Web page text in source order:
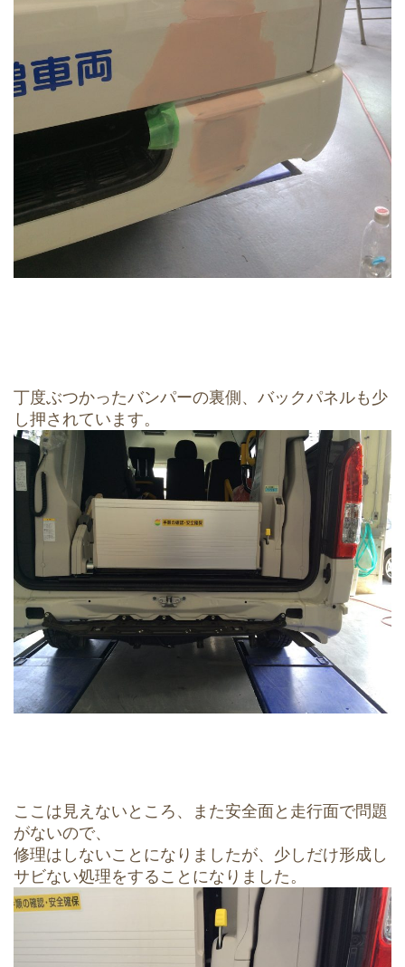
丁度ぶつかったバンパーの裏側、バックパネルも少
し押されています。
ここは見えないところ、また安全面と走行面で問題
がないので、
修理はしないことになりましたが、少しだけ形成し
サビない処理をすることになりました。